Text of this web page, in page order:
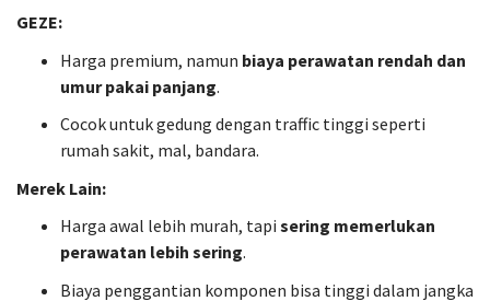
GEZE:
Harga premium, namun biaya perawatan rendah dan
umur pakai panjang.
Cocok untuk gedung dengan traffic tinggi seperti
rumah sakit, mal, bandara.
Merek Lain:
Harga awal lebih murah, tapi sering memerlukan
perawatan lebih sering.
Biaya penggantian komponen bisa tinggi dalam jangka